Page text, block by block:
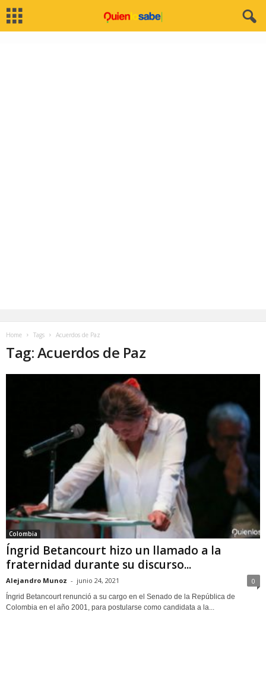
Home Tags Acuerdos de Paz
Tag: Acuerdos de Paz
Colombia
Íngrid Betancourt hizo un llamado a la
fraternidad durante su discurso...
Alejandro Munoz - junio 24, 2021 0
Íngrid Betancourt renunció a su cargo en el Senado de la República de
Colombia en el año 2001, para postularse como candidata a la...